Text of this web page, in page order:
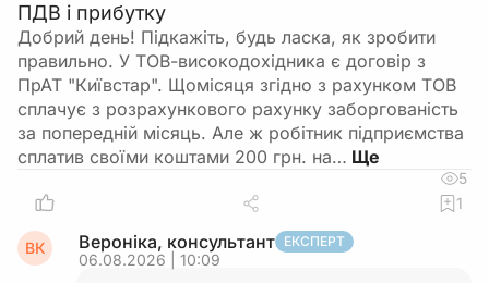
ПДВ і прибутку
Добрий день! Підкажіть, будь ласка, як зробити
правильно. У ТОВ-високодохідника є договір з
ПрАТ "Київстар". Щомісяця згідно з рахунком ТОВ
сплачує з розрахункового рахунку заборгованість
за попередній місяць. Але ж робітник підприємства
сплатив своїми коштами 200 грн. на…
5
1
ВК Вероніка, консультант ЕКСПЕРТ
06.08.2026 | 10:09